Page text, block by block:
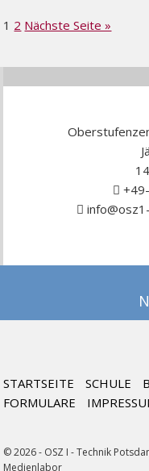
Seite
1 Seite
2 Nächste Seite »
STARTSEITE SCHULE
FORMULARE
© 2026 - OSZ I - Technik
Medienlabor